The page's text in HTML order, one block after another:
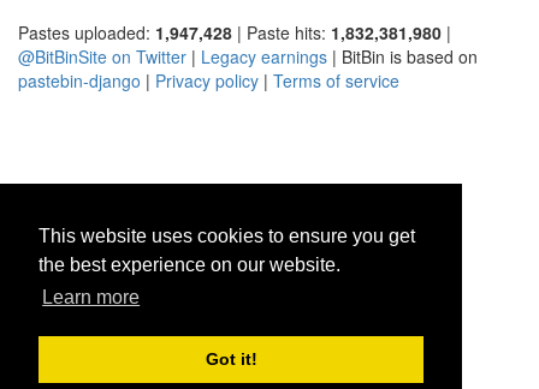
This website uses cookies to ensure you get
the best experience on our website.
Learn more
Got it!
Pastes uploaded: 1,947,428 | Paste hits: 1,832,381,980 |
@BitBinSite on Twitter | Legacy earnings | BitBin is based on
pastebin-django | Privacy policy | Terms of service